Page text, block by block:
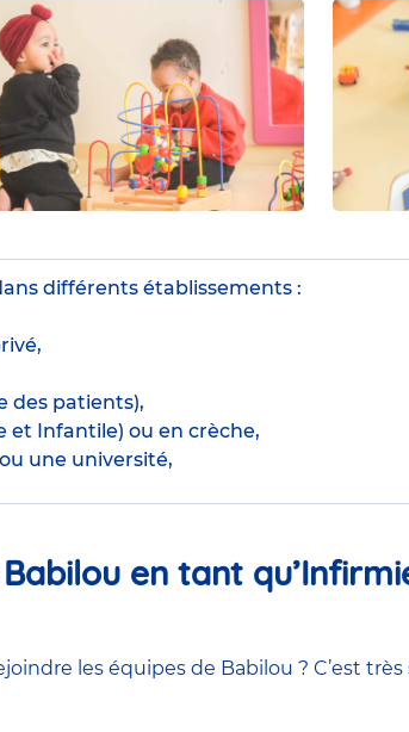
différents établissements :
des patients),
et Infantile) ou en crèche,
une université,
en tant
les équipes de Babilou ? C’est très